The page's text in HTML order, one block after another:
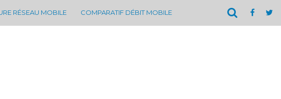
RÉSEAU MOBILE COMPARATIF DÉBIT MOBILE